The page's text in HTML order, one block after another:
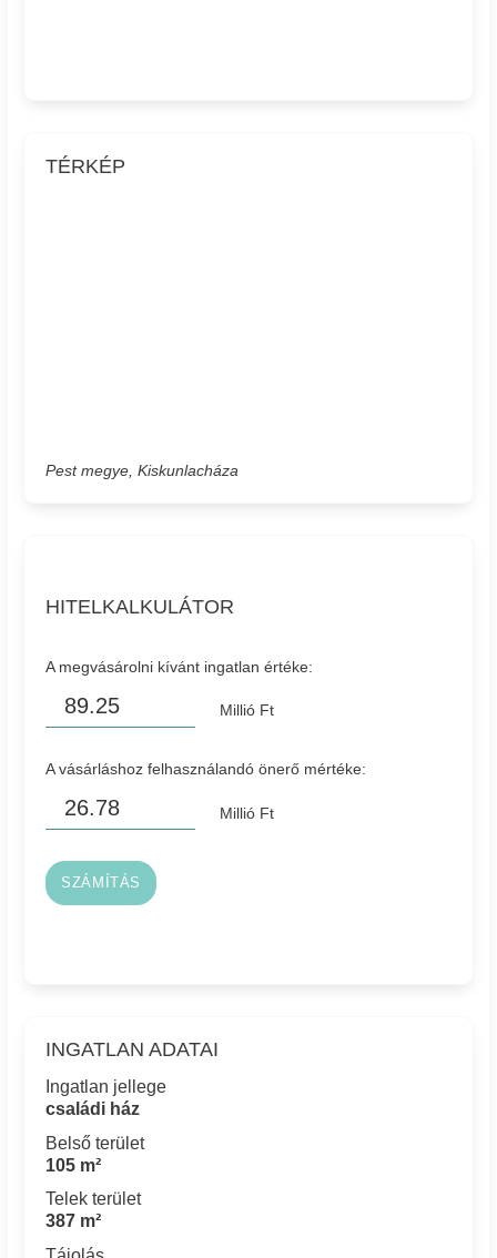
TÉRKÉP
Pest megye, Kiskunlacháza
HITELKALKULÁTOR
A megvásárolni kívánt ingatlan értéke:
Millió Ft
A vásárláshoz felhasználandó önerő mértéke:
Millió Ft
SZÁMÍTÁS
INGATLAN ADATAI
Ingatlan jellege
családi ház
Belső terület
105 m²
Telek terület
387 m²